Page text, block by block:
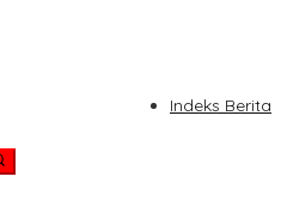
Indeks Berita